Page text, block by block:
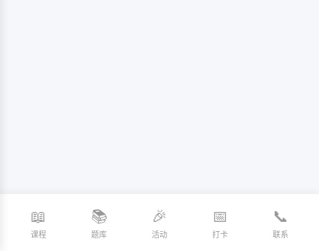
📖
课程
📚
题库
🎉
活动
📅
打卡
📞
联系